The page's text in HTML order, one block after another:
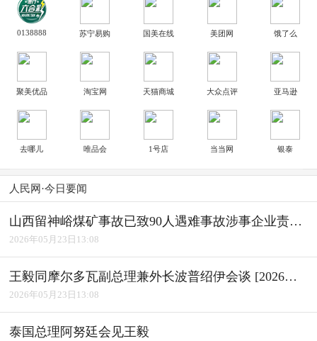
0138888 苏宁易购 国美在线 美团网 饿了么
聚美优品 淘宝网 天猫商城 大众点评 亚马逊
去哪儿 唯品会 1号店 当当网 银泰
人民网·今日要闻
山西留神峪煤矿事故已致90人遇难事故涉事企业责任人已被控制 [2026年05月23日14:18]6支国家矿山应急救援队伍赴山西煤矿事故现场救援 [2026年05月23日14:18] 王毅同摩尔多瓦副总理兼外长波普绍伊会谈 [2026年05月23日06:16] 李鸿忠率全国人大代表团访问阿尔巴尼亚 [2026年05月23日06:16] 巴基斯坦总理夏巴兹今起对我国进行正式访问 [2026年05月23日06:37] 锐财经｜三方面看经济活力韧性 [2026年05月23日06:19] 吉林加速发展现代化大农业 [2026年05月23日13:14] .blist1 li.black1 a:hover{color:#212121} 山西通洲集团留神峪煤矿瓦斯爆炸事故已致超82人遇
2026年05月23日13:08
王毅同摩尔多瓦副总理兼外长波普绍伊会谈 [2026年05月23日06:16] 李鸿忠率全国人大代表团访问阿尔巴尼亚 [2026年05月23日06:16] 巴基斯坦总理夏巴兹今起对我国进行正式访问 [2026年05月23日06:37] 锐财经｜三方面看经济活力韧性 [2026年05月23日06:19] 吉林加速发展现代化大农业 [2026年05月23日13:14] .blist1 li.black1 a:hover{color:#212121} 山西通洲集团留神峪煤矿瓦斯爆炸事故已致超82人遇
2026年05月23日13:08
泰国总理阿努廷会见王毅